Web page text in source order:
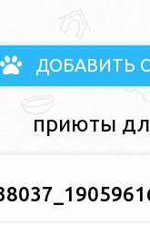
ДОБАВИТЬ
приюты